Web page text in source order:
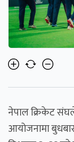
नेपाल क्रिकेट संघले
आयोजनामा